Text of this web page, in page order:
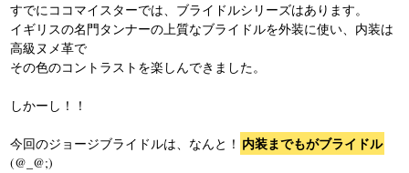
すでにココマイスターでは、ブライドルシリーズはあります。
イギリスの名門タンナーの上質なブライドルを外装に使い、内装は
高級ヌメ革で
その色のコントラストを楽しんできました。
しかーし！！
今回のジョージブライドルは、なんと！ 内装までもがブライドル
(@_@;)